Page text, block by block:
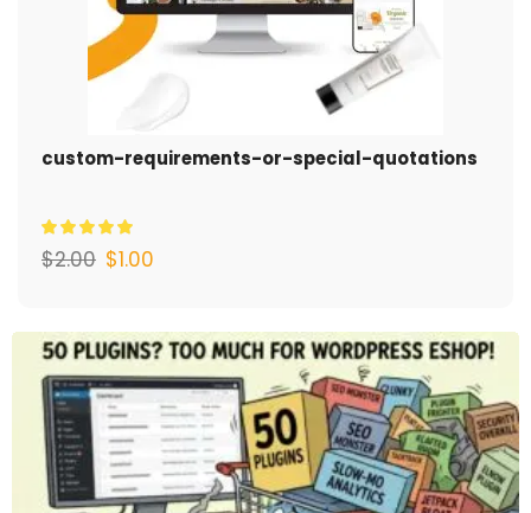
custom-requirements-or-special-quotations
$2.00 $1.00